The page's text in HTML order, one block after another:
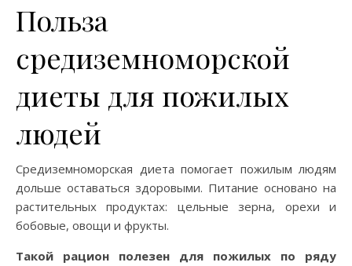
Польза
средиземноморской
диеты для пожилых
людей
Средиземноморская диета помогает пожилым людям
дольше оставаться здоровыми. Питание основано на
растительных продуктах: цельные зерна, орехи и
бобовые, овощи и фрукты.
Такой рацион полезен для пожилых по ряду